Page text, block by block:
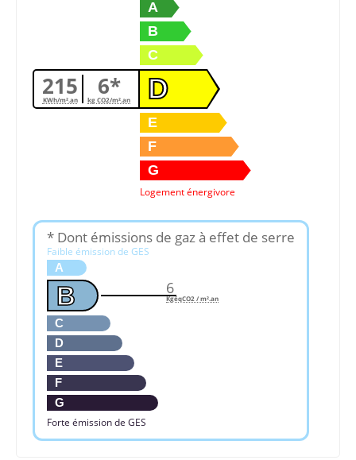
215
KWh/m².an 6*
kg CO2/m².an
A
B
C
D
E
F
G
Logement énergivore
* Dont émissions de gaz à effet de serre
Faible émission de GES
A
B
C
D
E
F
G
Forte émission de GES
6
KgéqCO2 / m².an